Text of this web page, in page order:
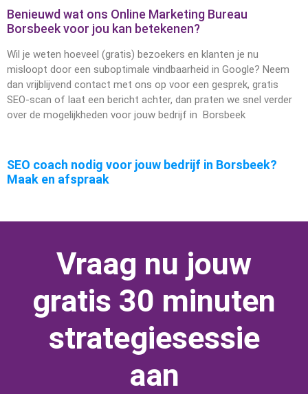
Benieuwd wat ons Online Marketing Bureau
Borsbeek voor jou kan betekenen?
Wil je weten hoeveel (gratis) bezoekers en klanten je nu
misloopt door een suboptimale vindbaarheid in Google? Neem
dan vrijblijvend contact met ons op voor een gesprek, gratis
SEO-scan of laat een bericht achter, dan praten we snel verder
over de mogelijkheden voor jouw bedrijf in Borsbeek
SEO coach nodig voor jouw bedrijf in Borsbeek?
Maak en afspraak
Vraag nu jouw
gratis 30 minuten
strategiesessie
aan